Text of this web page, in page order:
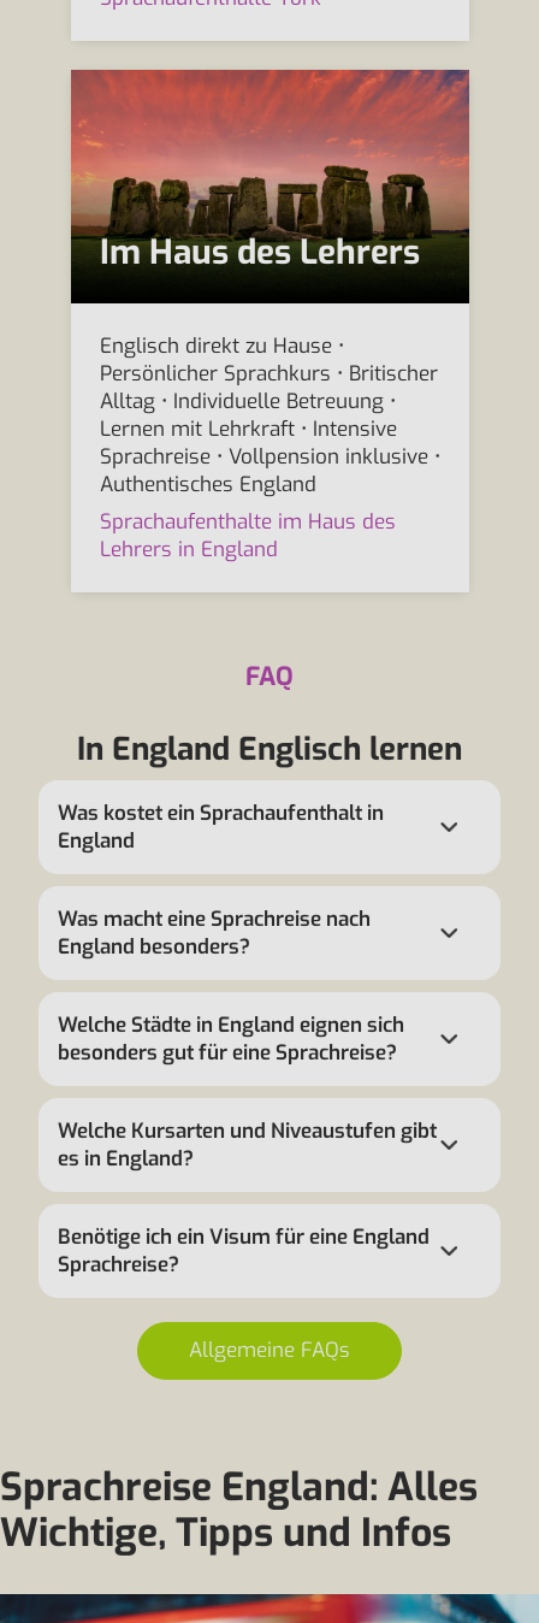
Im Haus des Lehrers
Englisch direkt zu Hause •
Persönlicher Sprachkurs • Britischer
Alltag • Individuelle Betreuung •
Lernen mit Lehrkraft • Intensive
Sprachreise • Vollpension inklusive •
Authentisches England
Sprachaufenthalte im Haus des
Lehrers in England
FAQ
In England Englisch lernen
Was kostet ein Sprachaufenthalt in
England
Was macht eine Sprachreise nach
England besonders?
Welche Städte in England eignen sich
besonders gut für eine Sprachreise?
Welche Kursarten und Niveaustufen gibt
es in England?
Benötige ich ein Visum für eine England
Sprachreise?
Allgemeine FAQs
Sprachreise England: Alles
Wichtige, Tipps und Infos